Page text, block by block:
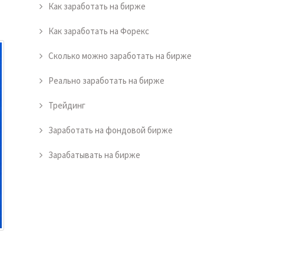
Как заработать на бирже
Как заработать на Форекс
Сколько можно заработать на бирже
Реально заработать на бирже
Трейдинг
Заработать на фондовой бирже
Зарабатывать на бирже